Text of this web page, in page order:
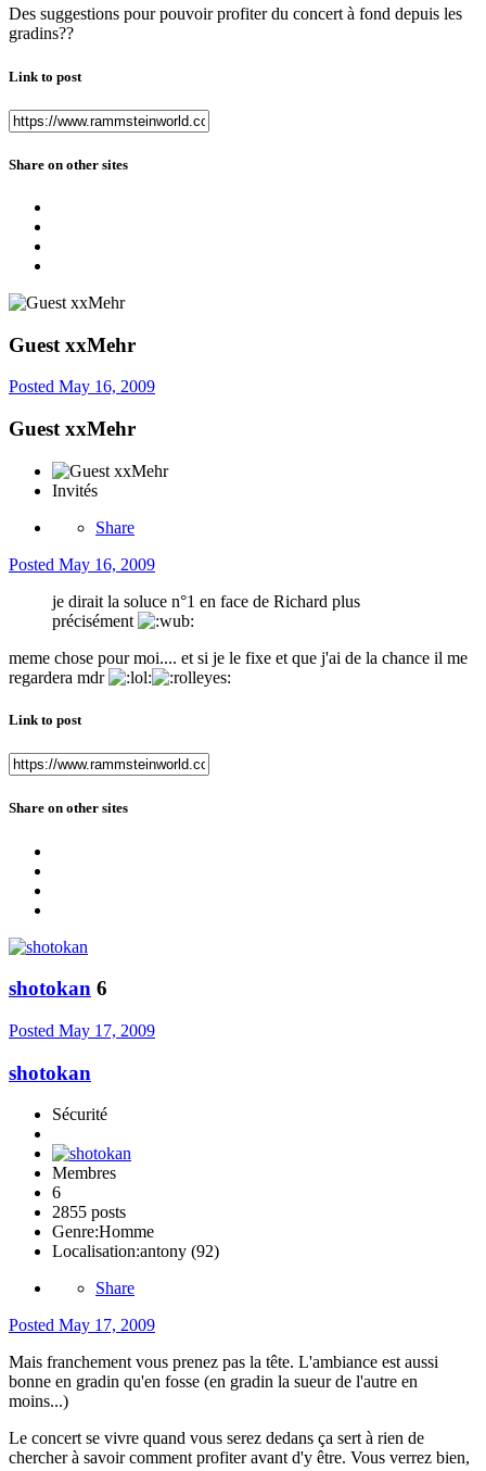
Des suggestions pour pouvoir profiter du concert à fond depuis les
gradins??
Link to post
Share on other sites
Guest xxMehr
Posted May 16, 2009
Guest xxMehr
Invités
Share
Posted May 16, 2009
je dirait la soluce n°1 en face de Richard plus
précisément
meme chose pour moi.... et si je le fixe et que j'ai de la chance il me
regardera mdr
Link to post
Share on other sites
shotokan 6
Posted May 17, 2009
shotokan
Sécurité
Membres
6
2855 posts
Genre:Homme
Localisation:antony (92)
Share
Posted May 17, 2009
Mais franchement vous prenez pas la tête. L'ambiance est aussi
bonne en gradin qu'en fosse (en gradin la sueur de l'autre en
moins...)
Le concert se vivre quand vous serez dedans ça sert à rien de
chercher à savoir comment profiter avant d'y être. Vous verrez bien,